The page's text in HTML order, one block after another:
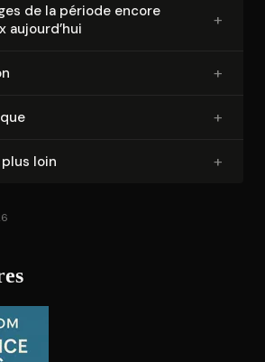
de la période encore
aujourd’hui
+
+
+
loin +